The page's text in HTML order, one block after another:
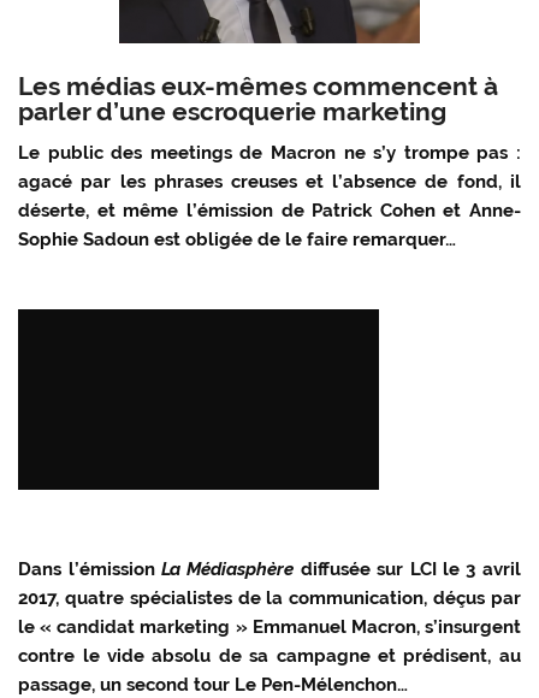
Les médias eux-mêmes commencent à
parler d’une escroquerie marketing
Le public des meetings de Macron ne s’y trompe pas :
agacé par les phrases creuses et l’absence de fond, il
déserte, et même l’émission de Patrick Cohen et Anne-
Sophie Sadoun est obligée de le faire remarquer…
Dans l’émission La Médiasphère diffusée sur LCI le 3 avril
2017, quatre spécialistes de la communication, déçus par
le « candidat marketing » Emmanuel Macron, s’insurgent
contre le vide absolu de sa campagne et prédisent, au
passage, un second tour Le Pen-Mélenchon…